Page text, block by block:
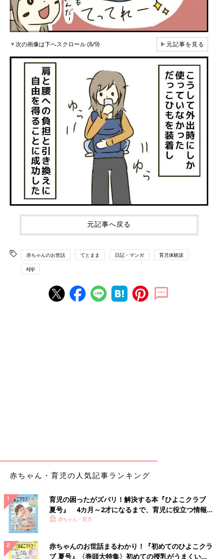
▼次の画像は下へスクロール (8/9) ▶元記事を見る
元記事へ戻る
赤ちゃんのお世話 てとまま 日記・マンガ 育児体験談
app
赤ちゃん・育児の人気記事ランキング
育児の困ったがズバリ！解決する本『ひよこクラブ
夏号』 4カ月～2才になるまで、育児に役立つ情報が
いっぱい！
赤ちゃん・育児
赤ちゃんのお世話まるわかり！『初めてのひよこクラ
ブ 夏号』〈巻頭大特集〉初めての授乳がうまくい